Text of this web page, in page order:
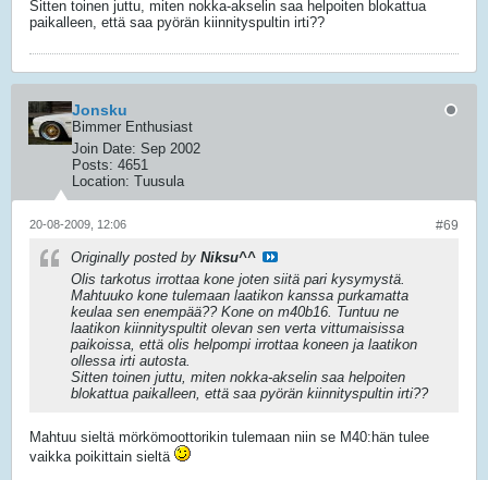
Sitten toinen juttu, miten nokka-akselin saa helpoiten blokattua
paikalleen, että saa pyörän kiinnityspultin irti??
Jonsku
Bimmer Enthusiast
Join Date: Sep 2002
Posts: 4651
Location: Tuusula
#69
20-08-2009, 12:06
Originally posted by Niksu^^
Olis tarkotus irrottaa kone joten siitä pari kysymystä.
Mahtuuko kone tulemaan laatikon kanssa purkamatta
keulaa sen enempää?? Kone on m40b16. Tuntuu ne
laatikon kiinnityspultit olevan sen verta vittumaisissa
paikoissa, että olis helpompi irrottaa koneen ja laatikon
ollessa irti autosta.
Sitten toinen juttu, miten nokka-akselin saa helpoiten
blokattua paikalleen, että saa pyörän kiinnityspultin irti??
Mahtuu sieltä mörkömoottorikin tulemaan niin se M40:hän tulee
vaikka poikittain sieltä